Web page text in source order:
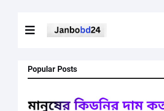
Popular Posts